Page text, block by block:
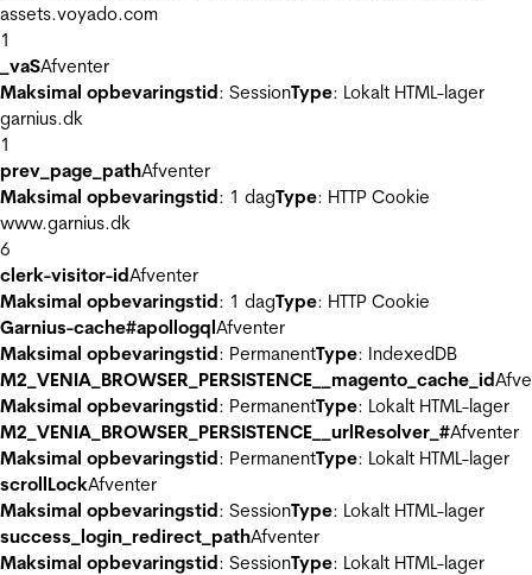
assets.voyado.com
1
_vaSAfventer
Maksimal opbevaringstid: SessionType: Lokalt HTML-lager
garnius.dk
1
prev_page_pathAfventer
Maksimal opbevaringstid: 1 dagType: HTTP Cookie
www.garnius.dk
6
clerk-visitor-idAfventer
Maksimal opbevaringstid: 1 dagType: HTTP Cookie
Garnius-cache#apollogqlAfventer
Maksimal opbevaringstid: PermanentType: IndexedDB
M2_VENIA_BROWSER_PERSISTENCE__magento_cache_id
Maksimal opbevaringstid: PermanentType: Lokalt HTML-lager
M2_VENIA_BROWSER_PERSISTENCE__urlResolver_#Afventer
Maksimal opbevaringstid: PermanentType: Lokalt HTML-lager
scrollLockAfventer
Maksimal opbevaringstid: SessionType: Lokalt HTML-lager
success_login_redirect_pathAfventer
Maksimal opbevaringstid: SessionType: Lokalt HTML-lager